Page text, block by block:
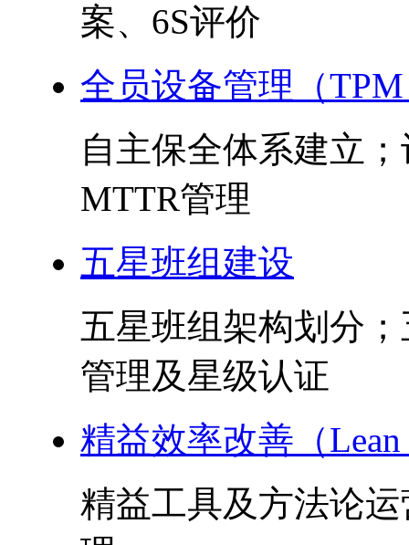
案、6S评价
全员设备管理（
自主保全体系建立
MTTR管理
五星班组建设
五星班组架构划分
管理及星级认证
精益效率改善（
精益工具及方法论